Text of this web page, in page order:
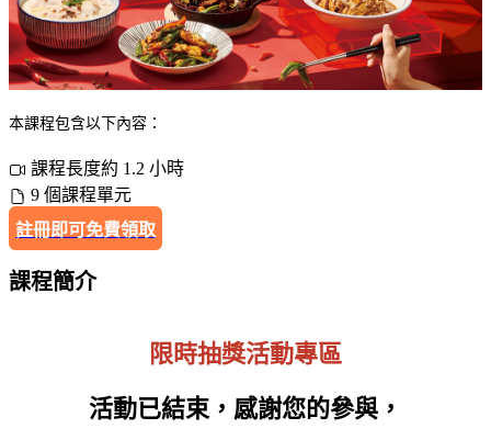
本課程包含以下內容：
課程長度約 1.2 小時
9 個課程單元
註冊即可免費領取
課程簡介
限時抽獎活動專區
活動已結束，感謝您的參與，